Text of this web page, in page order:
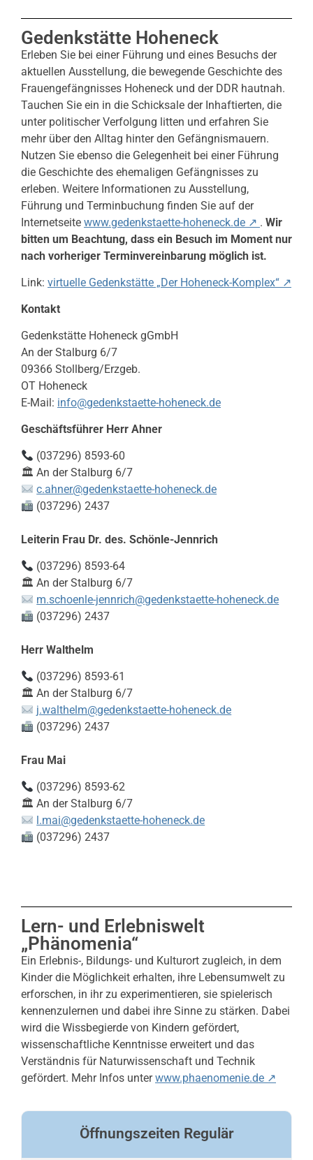
Gedenkstätte Hoheneck
Erleben Sie bei einer Führung und eines Besuchs der
aktuellen Ausstellung, die bewegende Geschichte des
Frauengefängnisses Hoheneck und der DDR hautnah.
Tauchen Sie ein in die Schicksale der Inhaftierten, die
unter politischer Verfolgung litten und erfahren Sie
mehr über den Alltag hinter den Gefängnismauern.
Nutzen Sie ebenso die Gelegenheit bei einer Führung
die Geschichte des ehemaligen Gefängnisses zu
erleben. Weitere Informationen zu Ausstellung,
Führung und Terminbuchung finden Sie auf der
Internetseite www.gedenkstaette-hoheneck.de ↗ . Wir
bitten um Beachtung, dass ein Besuch im Moment nur
nach vorheriger Terminvereinbarung möglich ist.
Link: virtuelle Gedenkstätte „Der Hoheneck-Komplex“ ↗
Kontakt
Gedenkstätte Hoheneck gGmbH
An der Stalburg 6/7
09366 Stollberg/Erzgeb.
OT Hoheneck
E-Mail: info@gedenkstaette-hoheneck.de
Geschäftsführer Herr Ahner
(037296) 8593-60
🏛 An der Stalburg 6/7
c.ahner@gedenkstaette-hoheneck.de
(037296) 2437
Leiterin Frau Dr. des. Schönle-Jennrich
(037296) 8593-64
🏛 An der Stalburg 6/7
m.schoenle-jennrich@gedenkstaette-hoheneck.de
(037296) 2437
Herr Walthelm
(037296) 8593-61
🏛 An der Stalburg 6/7
j.walthelm@gedenkstaette-hoheneck.de
(037296) 2437
Frau Mai
(037296) 8593-62
🏛 An der Stalburg 6/7
l.mai@gedenkstaette-hoheneck.de
(037296) 2437
Lern- und Erlebniswelt
„Phänomenia“
Ein Erlebnis-, Bildungs- und Kulturort zugleich, in dem
Kinder die Möglichkeit erhalten, ihre Lebensumwelt zu
erforschen, in ihr zu experimentieren, sie spielerisch
kennenzulernen und dabei ihre Sinne zu stärken. Dabei
wird die Wissbegierde von Kindern gefördert,
wissenschaftliche Kenntnisse erweitert und das
Verständnis für Naturwissenschaft und Technik
gefördert. Mehr Infos unterwww.phaenomenie.de ↗
Öffnungszeiten Regulär